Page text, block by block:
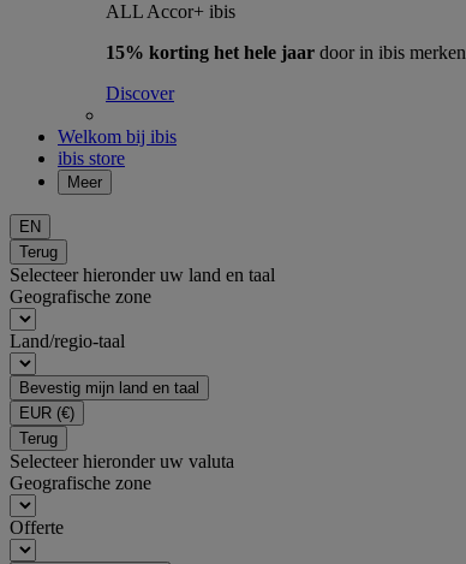
ALL Accor+ ibis
15% korting het hele jaar door in ibis merken
Discover
Welkom bij ibis
ibis store
Meer
EN
Terug
Selecteer hieronder uw land en taal
Geografische zone
Land/regio-taal
Bevestig mijn land en taal
EUR (€)
Terug
Selecteer hieronder uw valuta
Geografische zone
Offerte